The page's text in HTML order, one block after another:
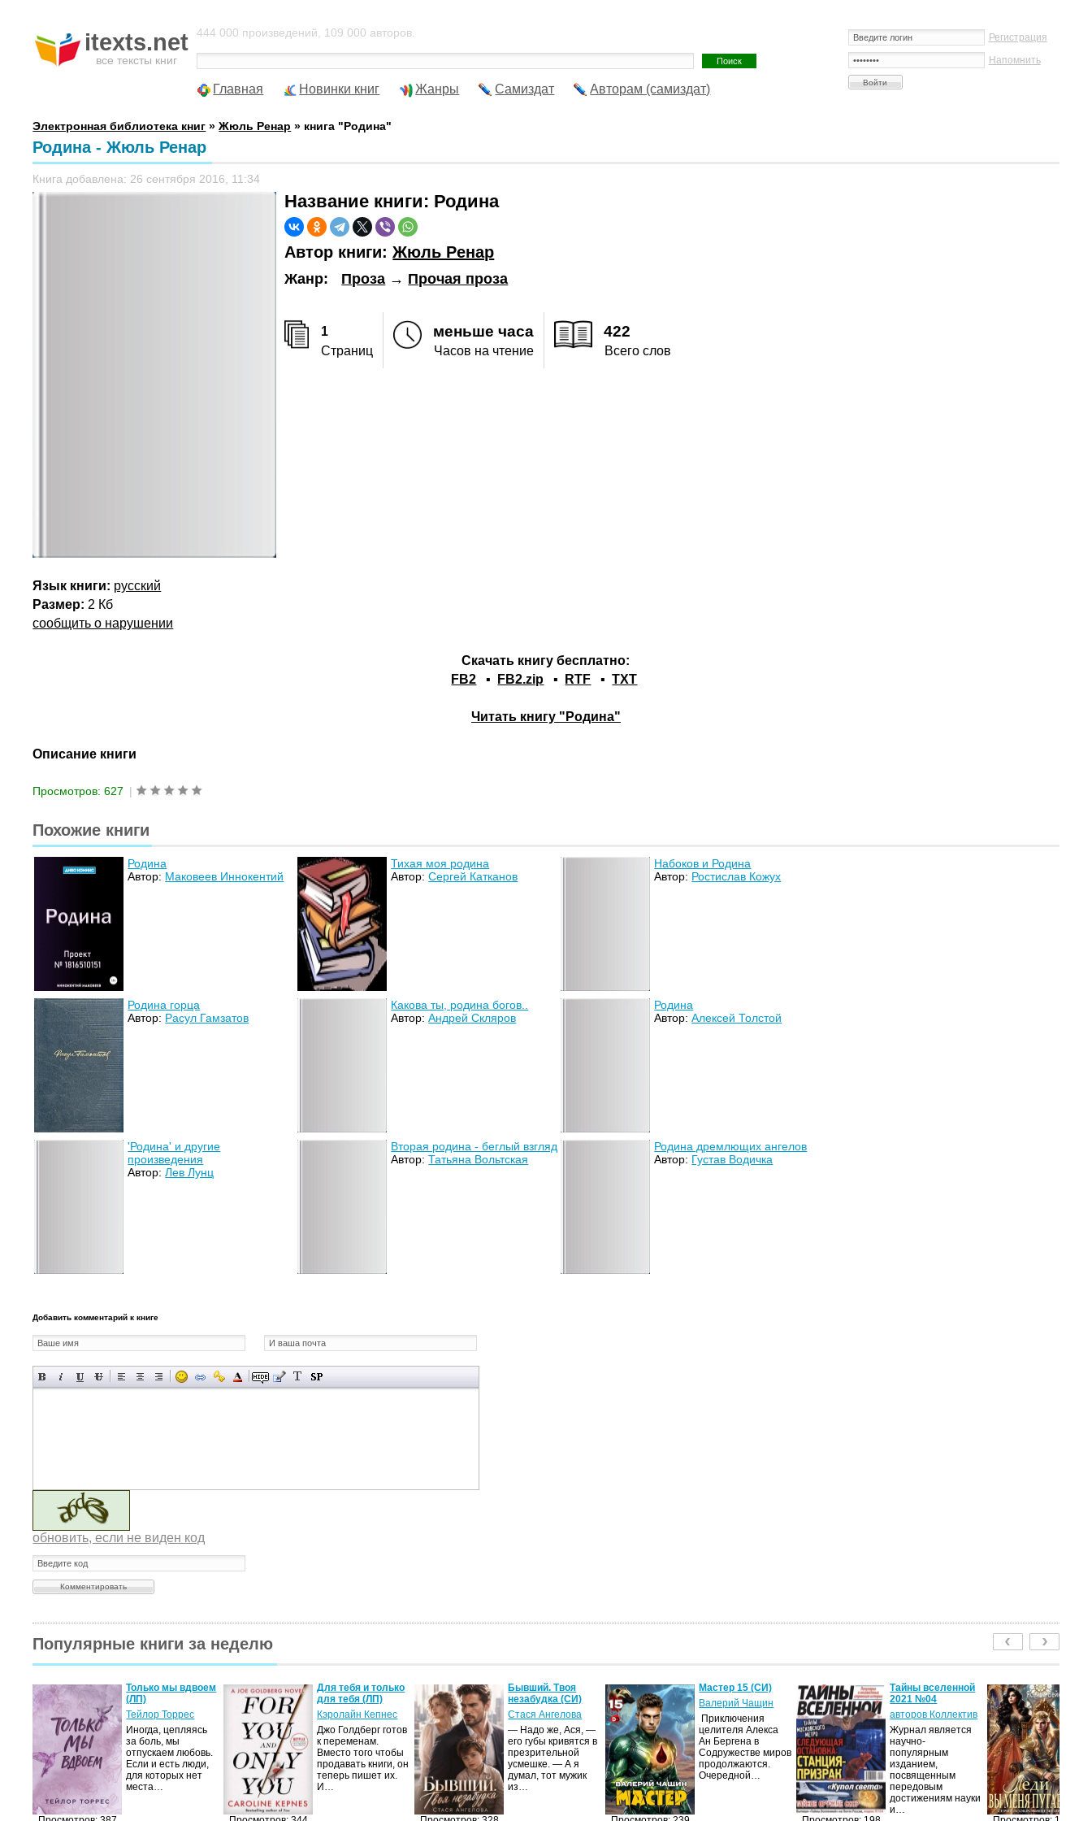
itexts.net
все тексты книг
Регистрация
Напомнить
444 000 произведений, 109 000 авторов.
Главная Новинки книг Жанры Самиздат Авторам (самиздат)
Электронная библиотека книг »Жюль Ренар » книга "Родина"
Родина - Жюль Ренар
Книга добавлена: 26 сентября 2016, 11:34
Название книги: Родина
Автор книги:Жюль Ренар
Жанр: Проза → Прочая проза
1
Страниц
меньше часа
Часов на чтение
422
Всего слов
Язык книги: русский
Размер: 2 Кб
сообщить о нарушении
Скачать книгу бесплатно:
FB2 ▪ FB2.zip ▪ RTF ▪TXT
Читать книгу "Родина"
Описание книги
Просмотров: 627 |
Похожие книги
Родина
Автор: Маковеев Иннокентий
Тихая моя родина
Автор:Сергей Катканов
Набоков и Родина
Автор: Ростислав Кожух
Родина горца
Автор: Расул Гамзатов
Какова ты, родина богов..
Автор:Андрей Скляров
Родина
Автор:Алексей Толстой
'Родина' и другие
произведения
Автор:Лев Лунц
Вторая родина - беглый взгляд
Автор:Татьяна Вольтская
Родина дpемлющих ангелов
Автор: Густав Водичка
Добавить комментарий к книге
обновить, если не виден код
Популярные книги за неделю
Только мы вдвоем
(ЛП)
Тейлор Торрес
Иногда, цепляясь
за боль, мы
отпускаем любовь.
Если и есть люди,
для которых нет
места…
Для тебя и только
для тебя (ЛП)
Кэролайн Кепнес
Джо Голдберг готов
к переменам.
Вместо того чтобы
продавать книги, он
теперь пишет их.
И…
Бывший. Твоя
незабудка (СИ)
Стася Ангелова
— Надо же, Ася, —
его губы кривятся в
презрительной
усмешке. — А я
думал, тот мужик
из…
Мастер 15 (СИ)
Валерий Чащин
Приключения
целителя Алекса
Ан Бергена в
Содружестве миров
продолжаются.
Очередной…
Тайны вселенной
2021 №04
авторов Коллектив
Журнал является
научно-
популярным
изданием,
посвященным
передовым
достижениям науки
и…